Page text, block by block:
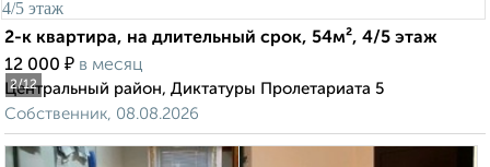
2/12
2-к квартира, на длительный срок, 54м², 4/5 этаж
12 000 ₽ в месяц
Центральный район, Диктатуры Пролетариата 5
Собственник, 08.08.2026